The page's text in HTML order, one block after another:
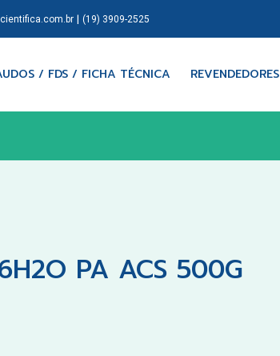
| (19) 3909-2525
/ FDS / FICHA TÉCNICA REVENDEDORES
PA ACS 500G